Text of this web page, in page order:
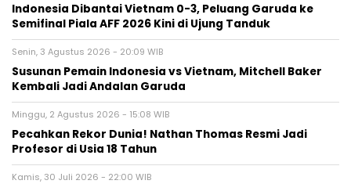
Indonesia Dibantai Vietnam 0-3, Peluang Garuda ke
Semifinal Piala AFF 2026 Kini di Ujung Tanduk
Senin, 3 Agustus 2026 - 20:09 WIB
Susunan Pemain Indonesia vs Vietnam, Mitchell Baker
Kembali Jadi Andalan Garuda
Minggu, 2 Agustus 2026 - 15:08 WIB
Pecahkan Rekor Dunia! Nathan Thomas Resmi Jadi
Profesor di Usia 18 Tahun
Kamis, 30 Juli 2026 - 22:00 WIB